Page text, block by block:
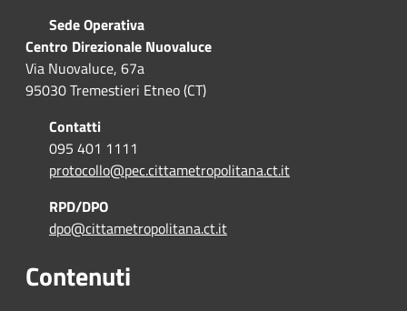
Sede Operativa
Centro Direzionale Nuovaluce
Via Nuovaluce, 67a
95030 Tremestieri Etneo (CT)
Contatti
095 401 1111
protocollo@pec.cittametropolitana.ct.it
RPD/DPO
dpo@cittametropolitana.ct.it
Contenuti